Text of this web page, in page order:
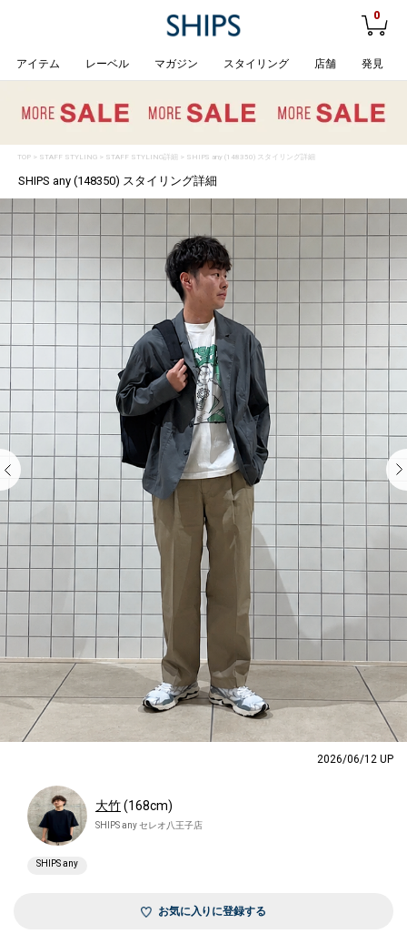
0
アイテム レーベル マガジン スタイリング 店舗 発見
TOP> STAFF STYLING> STAFF STYLING詳細 > SHIPS any (148350) スタイリング詳細
SHIPS any (148350) スタイリング詳細
2026/06/12 UP
大竹(168cm)
SHIPS any セレオ八王子店
SHIPS any
お気に入りに登録する